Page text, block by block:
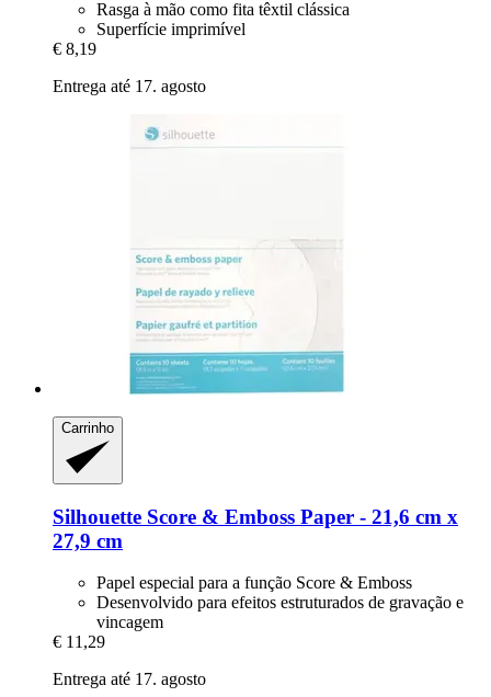
Rasga à mão como fita têxtil clássica
Superfície imprimível
€ 8,19
Entrega até 17. agosto
Carrinho
Silhouette Score & Emboss Paper -​ 21,6 cm x
27,9 cm
Papel especial para a função Score & Emboss
Desenvolvido para efeitos estruturados de gravação e
vincagem
€ 11,29
Entrega até 17. agosto